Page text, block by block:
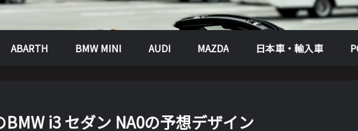
ABARTH BMW MINI AUDI MAZDA 日本車・輸入車
i3 セダン NA0の予想デザイン